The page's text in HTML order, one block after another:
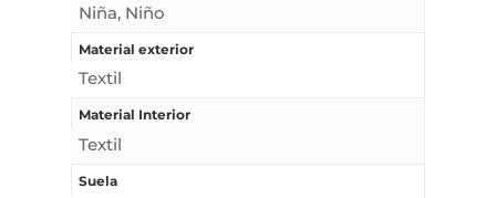
Niña, Niño
Material exterior
Textil
Material Interior
Textil
Suela